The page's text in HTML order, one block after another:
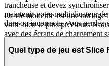
La vie moderne est une horloge
votre bien le plus précieux.
avec des écrans de chargement
fastidieux ou des installations
que nous offrons est la
de vouloir jouer et de pouvoir
trancheuse et devez
maintenir votre multiplicateur
dure ou incorrecte, vous perdez
Quel type de jeu est Slice